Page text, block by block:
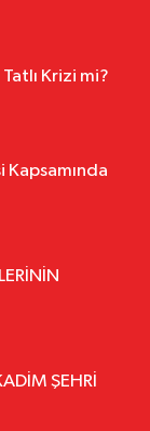
Krizi mi?
Kapsamında
ŞEHRİ